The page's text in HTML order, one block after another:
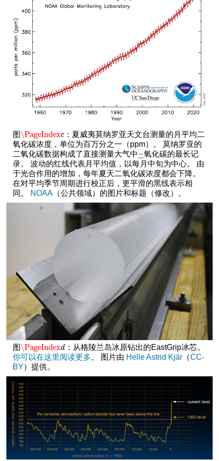
图\PageIndexc
\PageIndexc ：夏威夷莫纳罗亚天文台测量的月平均二
氧化碳浓度，单位为百万分之一（ppm）。 莫纳罗亚的
二氧化碳数据构成了直接测量大气中二氧化碳的最长记
录。 波动的红线代表月平均值，以每月中旬为中心。 由
于光合作用的增加，每年夏天二氧化碳浓度都会下降。
在对平均季节周期进行校正后，更平滑的黑线表示相
同。
NOAA（公共领域）的图片和标题（修改）。
图\PageIndexd
\PageIndexd ：从格陵兰岛冰原钻出的EastGrip冰芯。
你可以在这里阅读更多。 图片由 Helle Astrid Kjär（CC-
BY）提供。